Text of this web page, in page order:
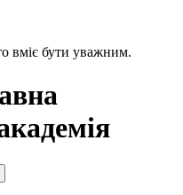
вміє бути уважним.